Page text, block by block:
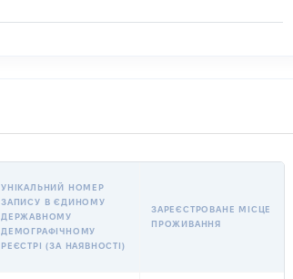
УНІКАЛЬНИЙ НОМЕР
ЗАПИСУ В ЄДИНОМУ
ДЕРЖАВНОМУ
ДЕМОГРАФІЧНОМУ
РЕЄСТРІ (ЗА НАЯВНОСТІ)
ЗАРЕЄСТРОВАНЕ МІСЦЕ
ПРОЖИВАННЯ